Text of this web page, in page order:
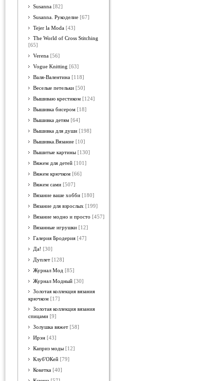
Susanna [82]
Susanna. Рукоделие [67]
Tejer la Moda [43]
The World of Cross Stitching
[65]
Verena [56]
Vogue Knitting [63]
Валя-Валентина [118]
Веселые петельки [50]
Вышиваю крестиком [124]
Вышивка бисером [18]
Вышивка детям [64]
Вышивка для души [198]
Вышивка.Вязание [10]
Вышитые картины [130]
Вяжем для детей [101]
Вяжем крючком [66]
Вяжем сами [507]
Вязание ваше хобби [180]
Вязание для взрослых [199]
Вязание модно и просто [457]
Вязанные игрушки [12]
Галерия Бродерия [47]
Да! [30]
Дуплет [128]
Журнал Мод [85]
Журнал Модный [30]
Золотая коллекция вязания
крючком [17]
Золотая коллекция вязания
спицами [9]
Золушка вяжет [58]
Ирэн [43]
Каприз моды [12]
Клуб'ОКей [79]
Кокетка [40]